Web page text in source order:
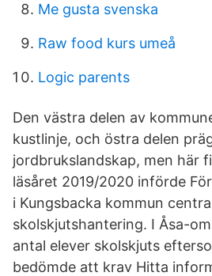
Me gusta svenska
Raw food kurs umeå
Logic parents
Den västra delen av
kustlinje, och östra delen
jordbrukslandskap, men här
läsåret 2019/2020 införde
i Kungsbacka kommun
skolskjutshantering. I Åsa-
antal elever skolskjuts
bedömde att krav Hitta